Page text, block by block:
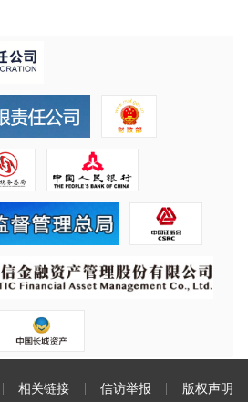
相关链接 信访举报 版权声明